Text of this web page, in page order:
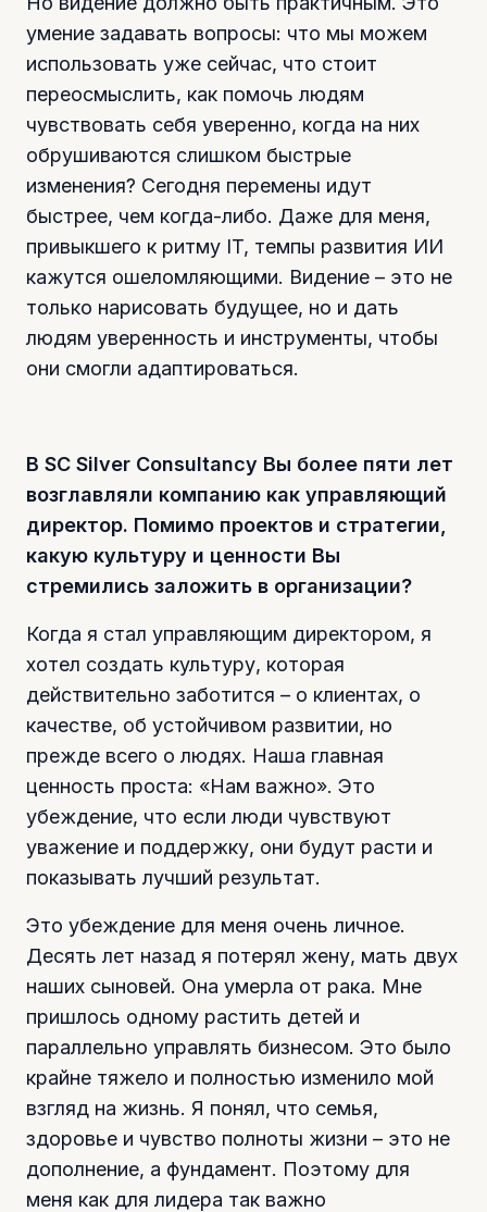
умение задавать вопросы: что мы можем
использовать уже сейчас, что стоит
переосмыслить, как помочь людям
чувствовать себя уверенно, когда на них
обрушиваются слишком быстрые
изменения? Сегодня перемены идут
быстрее, чем когда-либо. Даже для меня,
привыкшего к ритму IT, темпы развития ИИ
кажутся ошеломляющими. Видение – это не
только нарисовать будущее, но и дать
людям уверенность и инструменты, чтобы
они смогли адаптироваться.
В SC Silver Consultancy Вы более пяти лет
возглавляли компанию как управляющий
директор. Помимо проектов и стратегии,
какую культуру и ценности Вы
стремились заложить в организации?
Когда я стал управляющим директором, я
хотел создать культуру, которая
действительно заботится – о клиентах, о
качестве, об устойчивом развитии, но
прежде всего о людях. Наша главная
ценность проста: «Нам важно». Это
убеждение, что если люди чувствуют
уважение и поддержку, они будут расти и
показывать лучший результат.
Это убеждение для меня очень личное.
Десять лет назад я потерял жену, мать двух
наших сыновей. Она умерла от рака. Мне
пришлось одному растить детей и
параллельно управлять бизнесом. Это было
крайне тяжело и полностью изменило мой
взгляд на жизнь. Я понял, что семья,
здоровье и чувство полноты жизни – это не
дополнение, а фундамент. Поэтому для
меня как для лидера так важно